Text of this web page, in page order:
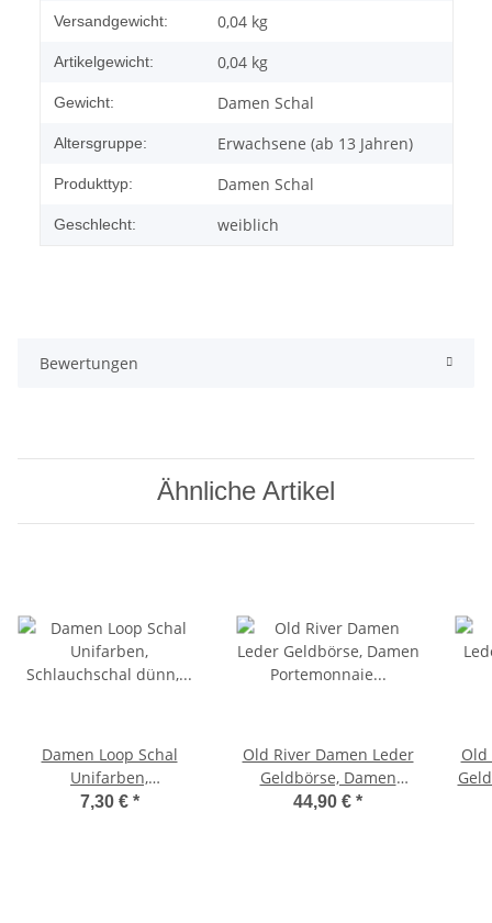
Versandgewicht: 0,04 kg
Artikelgewicht: 0,04 kg
Gewicht: Damen Schal
Altersgruppe: Erwachsene (ab 13 Jahren)
Produkttyp: Damen Schal
Geschlecht: weiblich
Bewertungen
Ähnliche Artikel
Damen Loop Schal
Unifarben,
Schlauchschal dünn,
7,30 € *
Old River Damen Leder
Geldbörse, Damen
Portemonnaie RFID
44,90 € *
Old